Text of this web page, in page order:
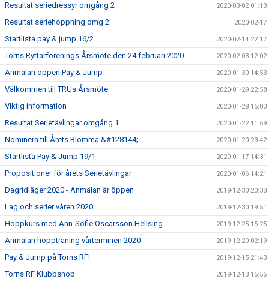
Resultat seriedressyr omgång 2 2020-03-02 01:13
Resultat seriehoppning omg 2 2020-02-17
Startlista pay & jump 16/2 2020-02-14 22:17
Torns Ryttarförenings Årsmöte den 24 februari 2020 2020-02-03 12:02
Anmälan öppen Pay & Jump 2020-01-30 14:53
Välkommen till TRUs Årsmöte 2020-01-29 22:58
Viktig information 2020-01-28 15:03
Resultat Serietävlingar omgång 1 2020-01-22 11:59
Nominera till Årets Blomma &#128144; 2020-01-20 23:42
Startlista Pay & Jump 19/1 2020-01-17 14:31
Propositioner för årets Serietävlingar 2020-01-06 14:21
Dagridläger 2020 - Anmälan är öppen 2019-12-30 20:33
Lag och serier våren 2020 2019-12-30 19:51
Hoppkurs med Ann-Sofie Oscarsson Hellsing 2019-12-25 15:25
Anmälan hoppträning vårterminen 2020 2019-12-20 02:19
Pay & Jump på Torns RF! 2019-12-15 21:43
Torns RF Klubbshop 2019-12-13 15:55